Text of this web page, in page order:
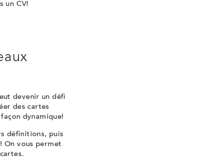
un CV!
devenir un défi
des cartes
dynamique!
définitions, puis
On vous permet